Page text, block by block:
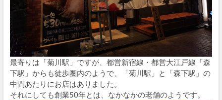
最寄りは「菊川駅」ですが、都営新宿線・都営大江戸線「森
下駅」からも徒歩圏内のようで、「菊川駅」と「森下駅」の
中間あたりにお店はありました。
それにしても創業50年とは、なかなかの老舗のようです。